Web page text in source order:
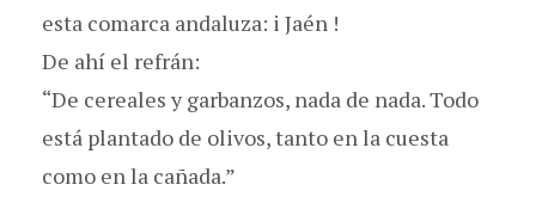
esta comarca andaluza: i Jaén !
De ahí el refrán:
“De cereales y garbanzos, nada de nada. Todo
está plantado de olivos, tanto en la cuesta
como en la cañada.”